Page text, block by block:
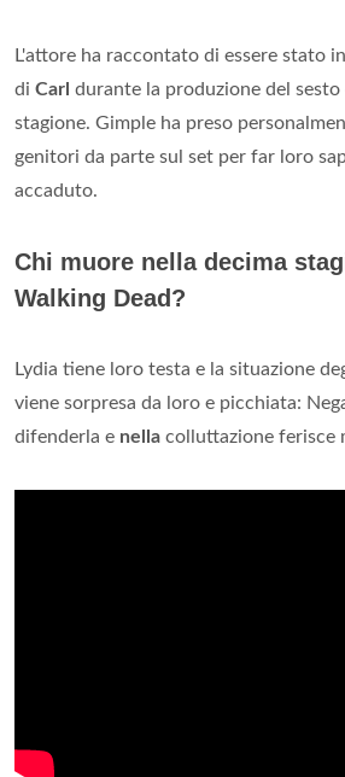
L'attore ha raccontato di essere stato
di Carl durante la produzione del
stagione. Gimple ha preso
genitori da parte sul set per far loro
accaduto.
Chi muore nella decima
Walking Dead?
Lydia tiene loro testa e la situazione
viene sorpresa da loro e picchiata:
difenderla e nella colluttazione ferisce